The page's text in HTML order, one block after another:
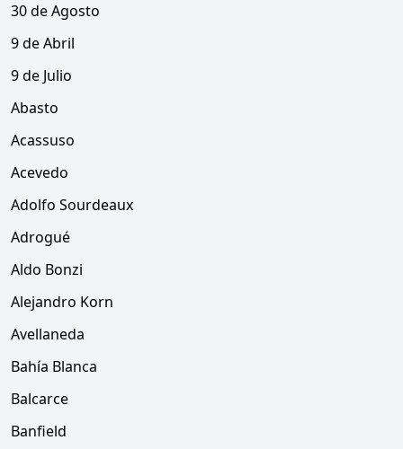
30 de Agosto
9 de Abril
9 de Julio
Abasto
Acassuso
Acevedo
Adolfo Sourdeaux
Adrogué
Aldo Bonzi
Alejandro Korn
Avellaneda
Bahía Blanca
Balcarce
Banfield